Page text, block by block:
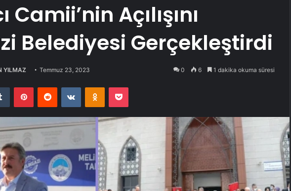
Camii’nin Açılışını
Belediyesi Gerçekleştirdi
YILMAZ Temmuz 23, 2023 0 6 1 dakika okuma süresi
Tumblr PinterestReddit VKontakteOdnoklassniki
Pocket